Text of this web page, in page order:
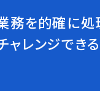
務を的確に処
ャレンジでき